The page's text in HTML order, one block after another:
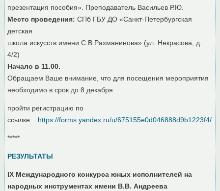
презентация пособия». Преподаватель Васильев Р.Ю.
Место проведения:СПб ГБУ ДО «Санкт-Петербургская
детская
школа искусств имени С.В.Рахманинова» (ул. Некрасова, д.
4/2)
Начало в 11.00.
Обращаем Ваше внимание, что для посещения мероприятия
необходимо в срок до 8 декабря
пройти регистрацию по
ссылке: https://forms.yandex.ru/u/675155e0d046888d9b1223f4/
*****
РЕЗУЛЬТАТЫ
IX Международного конкурса юных исполнителей на
народных инструментах имени В.В. Андреева